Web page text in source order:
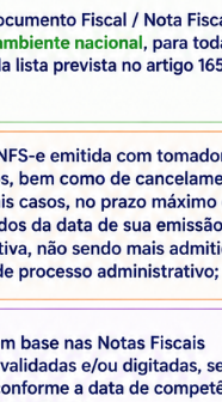
Plantão Fiscal:
E-mail: sf-
Telefone : (19) 3851